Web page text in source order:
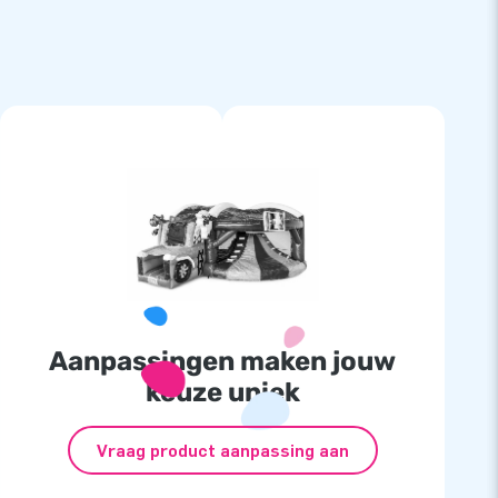
Aanpassingen maken jouw
keuze uniek
Vraag product aanpassing aan